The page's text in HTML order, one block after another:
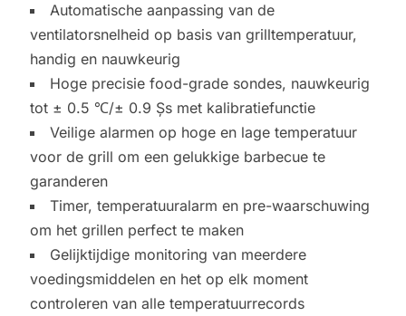
Automatische aanpassing van de
ventilatorsnelheid op basis van grilltemperatuur,
handig en nauwkeurig
Hoge precisie food-grade sondes, nauwkeurig
tot ± 0.5 ℃/± 0.9 Șs met kalibratiefunctie
Veilige alarmen op hoge en lage temperatuur
voor de grill om een gelukkige barbecue te
garanderen
Timer, temperatuuralarm en pre-waarschuwing
om het grillen perfect te maken
Gelijktijdige monitoring van meerdere
voedingsmiddelen en het op elk moment
controleren van alle temperatuurrecords